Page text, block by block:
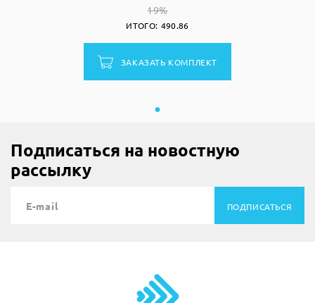
19%
ИТОГО: 490.86
ЗАКАЗАТЬ КОМПЛЕКТ
Подписаться на новостную
рассылку
ПОДПИСАТЬСЯ